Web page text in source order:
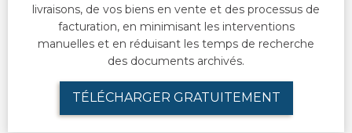
livraisons, de vos biens en vente et des processus de
facturation, en minimisant les interventions
manuelles et en réduisant les temps de recherche
des documents archivés.
TÉLÉCHARGER GRATUITEMENT